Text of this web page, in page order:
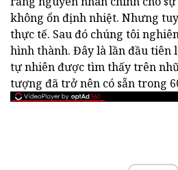
không ổn định nhiệt. Nhưng
thực tế. Sau đó chúng tôi
hình thành. Đây là lần đầu tiên
tự nhiên được tìm thấy trên
tượng đã trở nên có sẵn trong